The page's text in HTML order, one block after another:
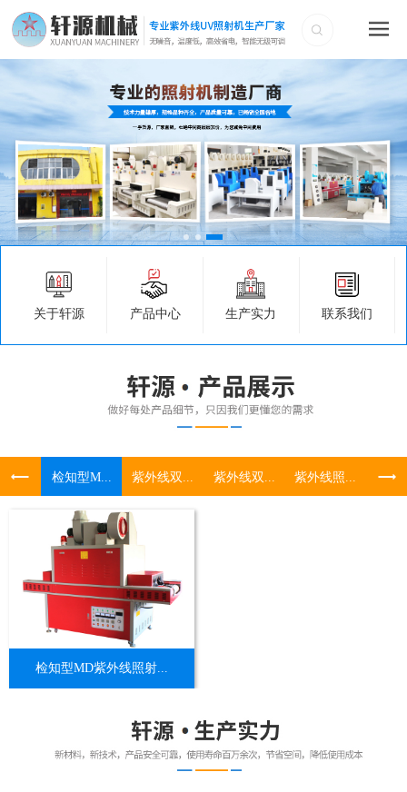
关于轩源 产品中心 生产实力 联系我们
检知型M... 紫外线双... 紫外线双... 紫外线照... UV
检知型MD紫外线照射...